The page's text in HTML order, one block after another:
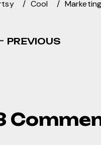
Cool Marketing
PREVIOUS